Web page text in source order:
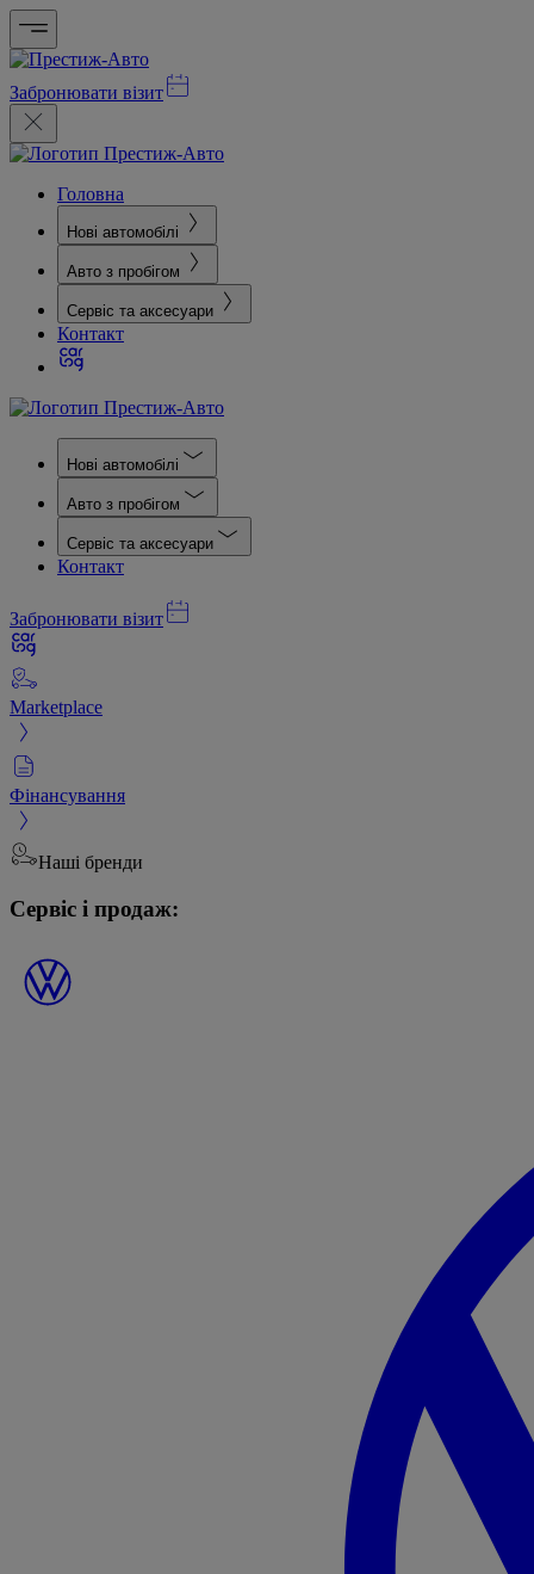
Забронювати візит
Головна
Нові автомобілі
Авто з пробігом
Сервіс та аксесуари
Контакт
Нові автомобілі
Авто з пробігом
Сервіс та аксесуари
Контакт
Забронювати візит
Marketplace
Фінансування
Наші бренди
Сервіс і продаж: